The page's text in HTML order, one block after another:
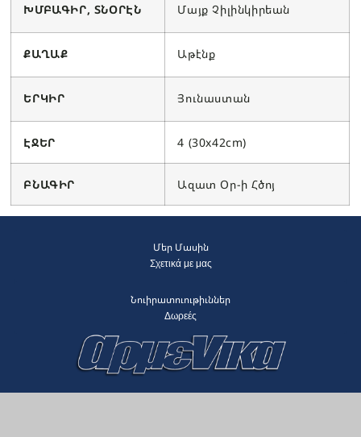
ԽՄԲԱԳԻՐ, ՏՆՕՐԷՆ Մայք Չիլինկիրեան
ՔԱՂԱՔ Աթէնք
ԵՐԿԻՐ Յունաստան
ԷՋԵՐ 4 (30x42cm)
ԲՆԱԳԻՐ Ազատ Օր-ի Հծոյ
Մեր Մասին
Σχετικά με μας
Նուիրատուութիւններ
Δωρεές